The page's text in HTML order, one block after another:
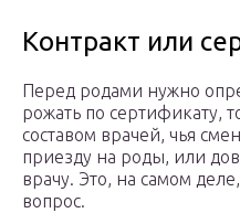
Контракт или
Перед родами нужно
рожать по сертификату,
составом врачей, чья
приезду на роды, или
врачу. Это, на самом
вопрос.